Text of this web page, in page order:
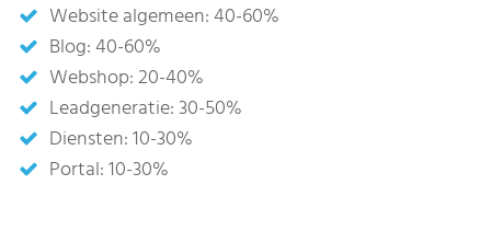
Website algemeen: 40-60%
Blog: 40-60%
Webshop: 20-40%
Leadgeneratie: 30-50%
Diensten: 10-30%
Portal: 10-30%